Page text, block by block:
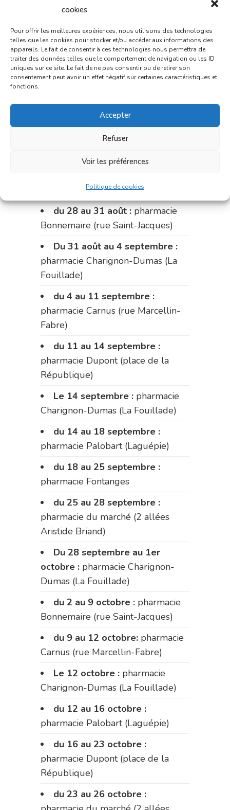
cookies
Pour offrir les meilleures expériences, nous utilisons des technologies
telles que les cookies pour stocker et/ou accéder aux informations des
appareils. Le fait de consentir à ces technologies nous permettra de
traiter des données telles que le comportement de navigation ou les ID
uniques sur ce site. Le fait de ne pas consentir ou de retirer son
consentement peut avoir un effet négatif sur certaines caractéristiques et
fonctions.
Accepter
Refuser
Voir les préférences
Politique de cookies
Bonnemaire (rue Saint-Jacques)
du 15 au 17 août :pharmacie
du marché (2 allées Aristide
Briand)
Le 17 août :pharmacie
Charignon-Dumas (La Fouillade)
du 17 au 21 août :
Dupont (place de la République)
du 28 au 31 août : pharmacie
Bonnemaire (rue Saint-Jacques)
Du 31 août au 4 septembre :
pharmacie Charignon-Dumas (La
Fouillade)
du 4 au 11 septembre :
pharmacie Carnus (rue Marcellin-
Fabre)
du 11 au 14 septembre :
pharmacie Dupont (place de la
République)
Le 14 septembre : pharmacie
Charignon-Dumas (La Fouillade)
du 14 au 18 septembre :
pharmacie Palobart (Laguépie)
du 18 au 25 septembre :
pharmacie Fontanges
du 25 au 28 septembre :
pharmacie du marché (2 allées
Aristide Briand)
Du 28 septembre au 1er
octobre : pharmacie Charignon-
Dumas (La Fouillade)
du 2 au 9 octobre : pharmacie
Bonnemaire (rue Saint-Jacques)
du 9 au 12 octobre: pharmacie
Carnus (rue Marcellin-Fabre)
Le 12 octobre : pharmacie
Charignon-Dumas (La Fouillade)
du 12 au 16 octobre :
pharmacie Palobart (Laguépie)
du 16 au 23 octobre :
pharmacie Dupont (place de la
République)
du 23 au 26 octobre :